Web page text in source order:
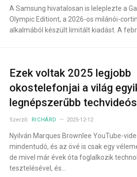
A Samsung hivatalosan is leleplezte a
Olympic Editiont, a 2026-os milánói-
alkalmából készült limitált kiadást. A
Ezek voltak 2025 legjobb
okostelefonjai a világ
legnépszerűbb
Szerző: RICHÁRD 2025-12-12
Nyilván Marques Brownlee YouTube-
mindentudó, és az övé is csak egy
de mivel már évek óta foglalkozik
tesztelésével, és…